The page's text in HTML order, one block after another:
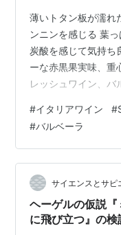
薄いトタン板が濡れ
ンニンを感じる 葉
炭酸を感じて気持ち
ーな赤黒果実味、重
レッシュワイン、
エーレ - ミネルヴァ
Barbera(バルベーラ
ヴィーノ
#イタリアワイン #
#バルベーラ
サイエンスとサピ
ヘーゲルの仮説
に飛び立つ』の検